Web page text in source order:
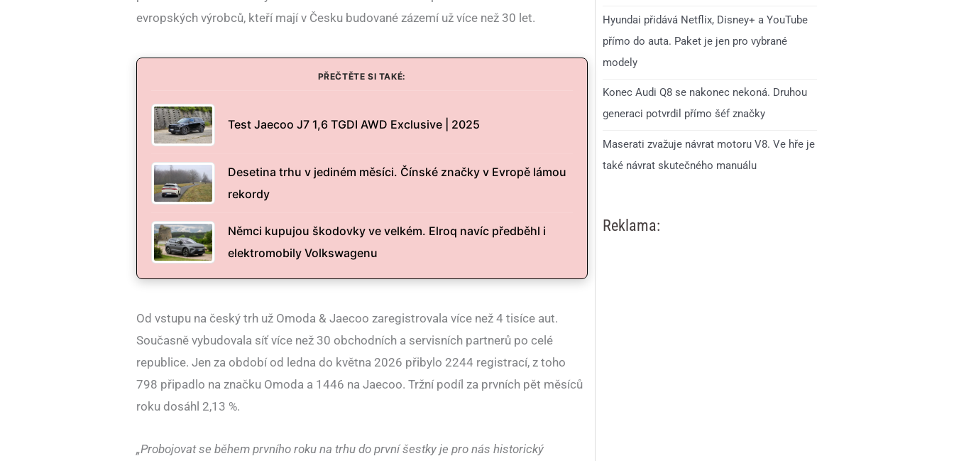
evropských výrobců, kteří mají v Česku budované zázemí už více než 30 let.
PŘEČTĚTE SI TAKÉ:
Test Jaecoo J7 1,6 TGDI AWD Exclusive | 2025
Desetina trhu v jediném měsíci. Čínské značky v Evropě lámou
rekordy
Němci kupujou škodovky ve velkém. Elroq navíc předběhl i
elektromobily Volkswagenu
Od vstupu na český trh už Omoda & Jaecoo zaregistrovala více než 4 tisíce aut.
Současně vybudovala síť více než 30 obchodních a servisních partnerů po celé
republice. Jen za období od ledna do května 2026 přibylo 2244 registrací, z toho
798 připadlo na značku Omoda a 1446 na Jaecoo. Tržní podíl za prvních pět měsíců
roku dosáhl 2,13 %.
„Probojovat se během prvního roku na trhu do první šestky je pro nás historický
Hyundai přidává Netflix, Disney+ a YouTube
přímo do auta. Paket je jen pro vybrané
modely
Konec Audi Q8 se nakonec nekoná. Druhou
generaci potvrdil přímo šéf značky
Maserati zvažuje návrat motoru V8. Ve hře je
také návrat skutečného manuálu
Reklama: